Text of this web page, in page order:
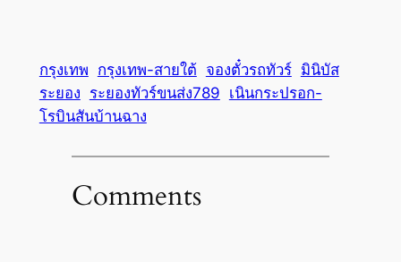
กรุงเทพ กรุงเทพ-สายใต้ จองตั๋วรถทัวร์ มินิบัส
ระยอง ระยองทัวร์ขนส่ง789 เนินกระปรอก-
โรบินสันบ้านฉาง
Comments